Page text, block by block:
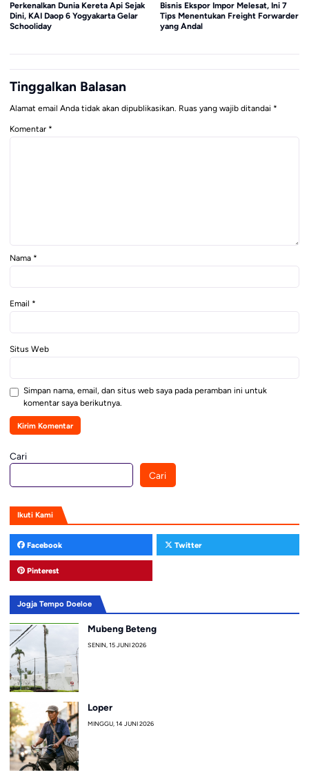
Perkenalkan Dunia Kereta Api Sejak
Dini, KAI Daop 6 Yogyakarta Gelar
Schooliday
Bisnis Ekspor Impor Melesat, Ini 7
Tips Menentukan Freight Forwarder
yang Andal
Tinggalkan Balasan
Alamat email Anda tidak akan dipublikasikan. Ruas yang wajib ditandai *
Komentar *
Nama *
Email *
Situs Web
Simpan nama, email, dan situs web saya pada peramban ini untuk
komentar saya berikutnya.
Cari
Cari
Ikuti Kami
Facebook Twitter
Pinterest
Jogja Tempo Doeloe
Mubeng Beteng
SENIN, 15 JUNI 2026
Loper
MINGGU, 14 JUNI 2026